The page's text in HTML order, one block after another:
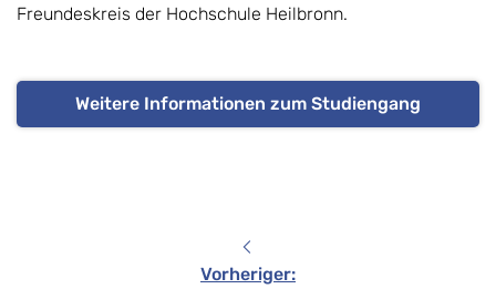
Freundeskreis der Hochschule Heilbronn.
Weitere Informationen zum Studiengang
Vorheriger: